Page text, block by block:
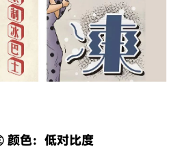
颜色：低对比度